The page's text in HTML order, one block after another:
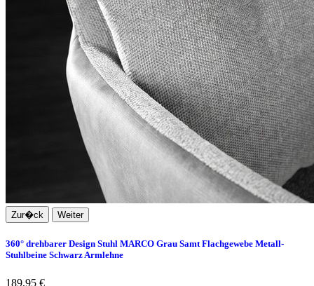
Zur�ck Weiter
360° drehbarer Design Stuhl MARCO Grau Samt Flachgewebe Metall-
Stuhlbeine Schwarz Armlehne
189,95 €